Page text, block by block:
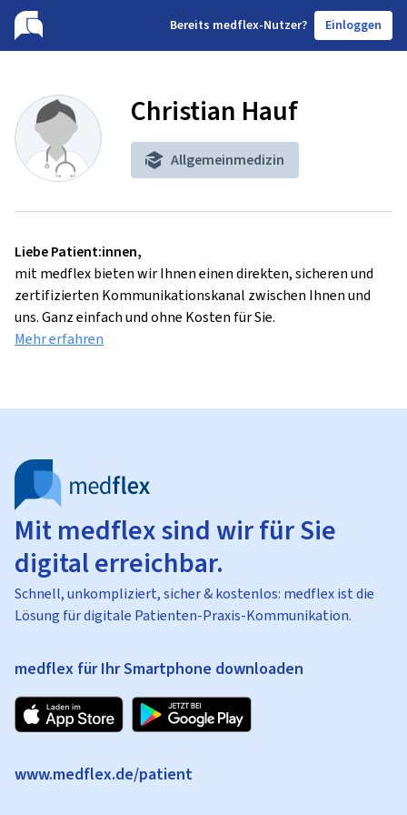
Bereits medflex-Nutzer? Einloggen
Christian Hauf
Allgemeinmedizin
Liebe Patient:innen,
mit medflex bieten wir Ihnen einen direkten, sicheren und
zertifizierten Kommunikationskanal zwischen Ihnen und
uns. Ganz einfach und ohne Kosten für Sie.
Mehr erfahren
Mit medflex sind wir für Sie
digital erreichbar.
Schnell, unkompliziert, sicher & kostenlos: medflex ist die
Lösung für digitale Patienten-Praxis-Kommunikation.
medflex für Ihr Smartphone downloaden
www.medflex.de/patient